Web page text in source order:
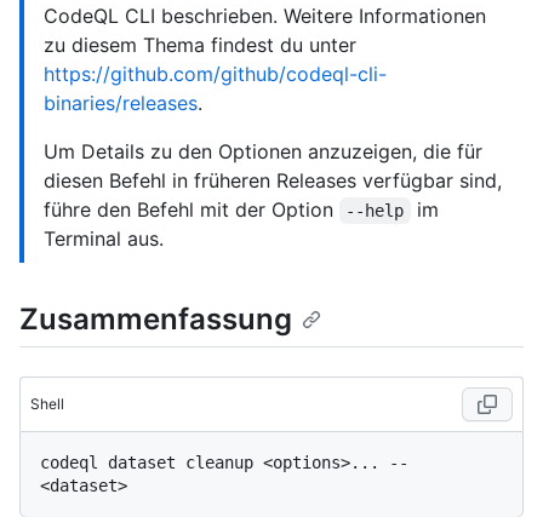
CodeQL CLI beschrieben. Weitere Informationen
zu diesem Thema findest du unter
https://github.com/github/codeql-cli-
binaries/releases.
Um Details zu den Optionen anzuzeigen, die für
diesen Befehl in früheren Releases verfügbar sind,
führe den Befehl mit der Option
--help
im
Terminal aus.
Zusammenfassung
Shell
codeql dataset cleanup <options>... --